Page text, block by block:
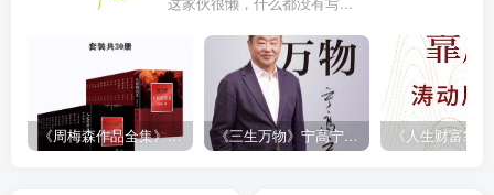
《周梅森作品全集》[共30册] 《三生万物》宁高宁（epub+mobi+azw3+pdf）